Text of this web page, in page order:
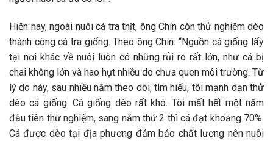
Hiện nay, ngoài nuôi cá tra thịt, ông Chín còn thử nghiệm dèo
thành công cá tra giống. Theo ông Chín: “Nguồn cá giống lấy
tại nơi khác về nuôi luôn có những rủi ro rất lớn, như cá bị
chai không lớn và hao hụt nhiều do chưa quen môi trường. Từ
lý do này, sau nhiều năm theo dõi, tìm hiểu, tôi mạnh dạn thử
dèo cá giống. Cá giống dèo rất khó. Tôi mất hết một năm
đầu tiên thử nghiệm, sang năm thứ 2 thì cá đạt khoảng 70%.
Cá được dèo tại địa phương đảm bảo chất lượng nên nuôi